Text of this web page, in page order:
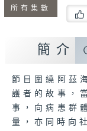
所有集數
簡介
節目圍繞阿茲
護者的故事，
事，向病患群
量，亦同時向